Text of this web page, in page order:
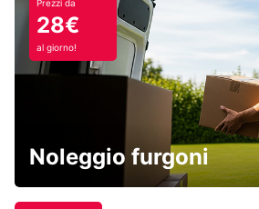
Prezzi da
28€
al giorno!
Noleggio furgoni